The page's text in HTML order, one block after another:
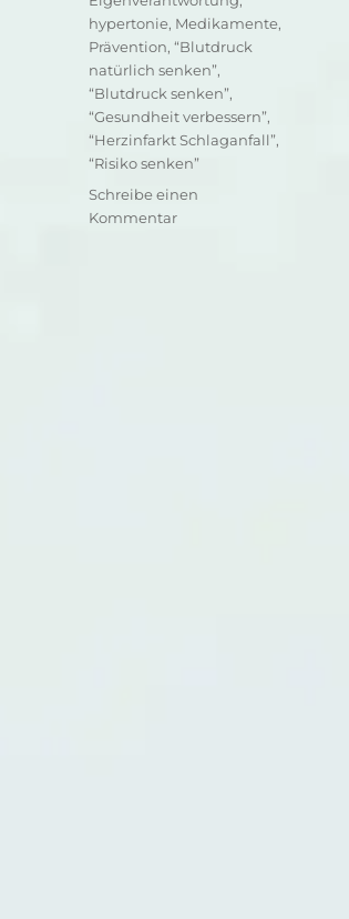
hypertonie, Medikamente,
Prävention,“Blutdruck
natürlich senken”,
“Blutdruck senken”,
“Gesundheit verbessern”,
“Herzinfarkt Schlaganfall”,
“Risiko senken”
Schreibe einen
Kommentarzu